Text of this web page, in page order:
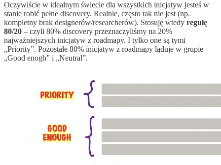
Oczywiście w idealnym świecie dla wszystkich inicjatyw jesteś w
stanie robić pełne discovery. Realnie, często tak nie jest (np.
kompletny brak designerów/researcherów). Stosuję wtedy regułę
80/20 – czyli 80% discovery przeznaczyliśmy na 20%
najważniejszych inicjatyw z roadmapy. I tylko one są tymi
„Priority”. Pozostałe 80% inicjatyw z roadmapy ląduje w grupie
„Good enogh” i „Neutral”.